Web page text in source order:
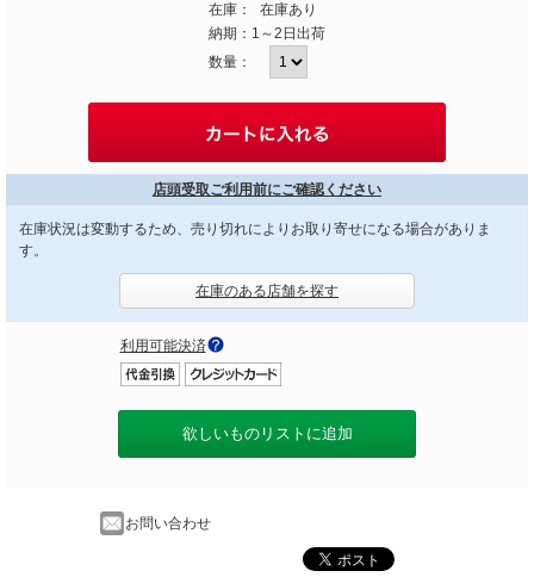
在庫：
在庫あり
納期： 1～2日出荷
数量：
店頭受取ご利用前にご確認ください
在庫状況は変動するため、売り切れによりお取り寄せになる場合がありま
す。
在庫のある店舗を探す
利用可能決済
欲しいものリストに追加
お問い合わせ